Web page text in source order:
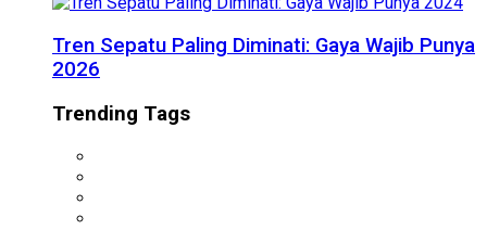
Tren Sepatu Paling Diminati: Gaya Wajib Punya
2026
Trending Tags